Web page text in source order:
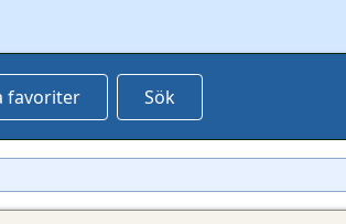
favoriter Sök